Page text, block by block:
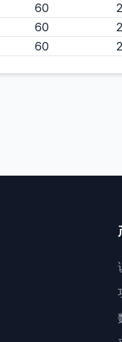
60
60
60